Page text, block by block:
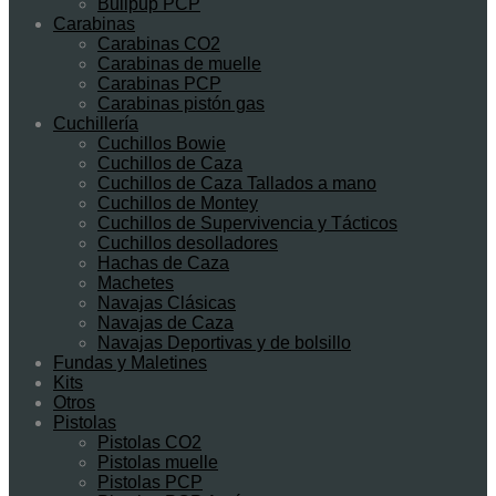
Bullpup PCP
Carabinas
Carabinas CO2
Carabinas de muelle
Carabinas PCP
Carabinas pistón gas
Cuchillería
Cuchillos Bowie
Cuchillos de Caza
Cuchillos de Caza Tallados a mano
Cuchillos de Montey
Cuchillos de Supervivencia y Tácticos
Cuchillos desolladores
Hachas de Caza
Machetes
Navajas Clásicas
Navajas de Caza
Navajas Deportivas y de bolsillo
Fundas y Maletines
Kits
Otros
Pistolas
Pistolas CO2
Pistolas muelle
Pistolas PCP